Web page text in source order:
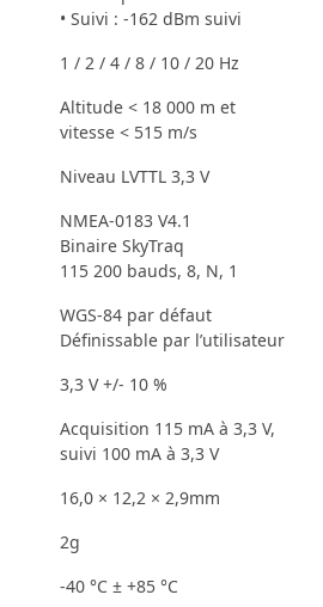
• Suivi : -162 dBm suivi
1 / 2 / 4 / 8 / 10 / 20 Hz
Altitude < 18 000 m et
vitesse < 515 m/s
Niveau LVTTL 3,3 V
NMEA-0183 V4.1
Binaire SkyTraq
115 200 bauds, 8, N, 1
WGS-84 par défaut
Définissable par l’utilisateur
3,3 V +/- 10 %
Acquisition 115 mA à 3,3 V,
suivi 100 mA à 3,3 V
16,0 × 12,2 × 2,9mm
2g
-40 °C ± +85 °C